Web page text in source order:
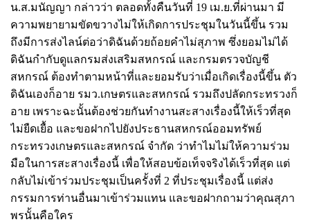
น.ส.มนัญญา กล่าวว่า ตลอดทั้งคืนวันที่ 19 เม.ย.ที่ผ่านมา มี
ความพยายามขัดขวางไม่ให้เกิดการประชุมในวันนี้ขึ้น รวม
ถึงมีการส่งไลน์ต่อว่าดิฉันด้วยถ้อยคำไม่สุภาพ ซึ่งยอมไม่ได้
ดิฉันกำกับดูแลกรมส่งเสริมสหกรณ์ และกรมตรวจบัญชี
สหกรณ์ ต้องทำตามหน้าที่และยอมรับว่าเมื่อเกิดเรื่องนี้ขึ้น ตัว
ดิฉันเองก็อาย รมว.เกษตรและสหกรณ์ รวมถึงปลัดกระทรวงก็
อาย เพราะฉะนั้นต้องช่วยกันทำงานสะสางเรื่องนี้ให้เร็วที่สุด
ไม่ยืดเยื้อ และขอฝากไปยังประธานสหกรณ์ออมทรัพย์
กระทรวงเกษตรและสหกรณ์ จำกัด ว่าทำไมไม่ให้ความร่วม
มือในการสะสางเรื่องนี้ เพื่อให้สอบข้อเท็จจริงได้เร็วที่สุด แต่
กลับไม่เข้าร่วมประชุมเป็นครั้งที่ 2 ที่ประชุมเรื่องนี้ แต่ส่ง
กรรมการท่านอื่นมาเข้าร่วมแทน และขอฝากถามว่าคุณสุภา
พรนั้นคือใคร